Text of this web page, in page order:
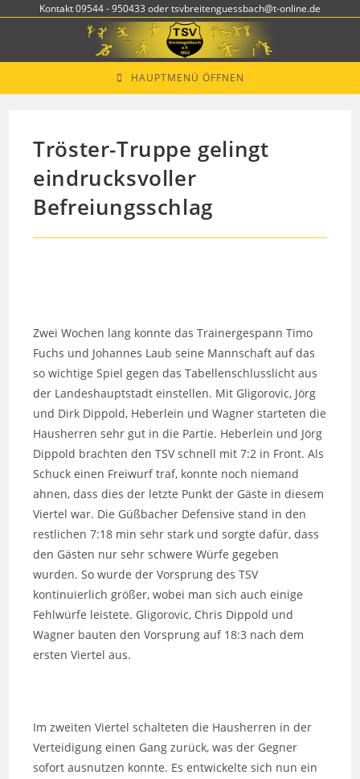
Kontakt 09544 - 950433 oder tsvbreitenguessbach@t-online.de
HAUPTMENÜ ÖFFNEN
Tröster-Truppe gelingt
eindrucksvoller
Befreiungsschlag
Zwei Wochen lang konnte das Trainergespann Timo
Fuchs und Johannes Laub seine Mannschaft auf das
so wichtige Spiel gegen das Tabellenschlusslicht aus
der Landeshauptstadt einstellen. Mit Gligorovic, Jörg
und Dirk Dippold, Heberlein und Wagner starteten die
Hausherren sehr gut in die Partie. Heberlein und Jörg
Dippold brachten den TSV schnell mit 7:2 in Front. Als
Schuck einen Freiwurf traf, konnte noch niemand
ahnen, dass dies der letzte Punkt der Gäste in diesem
Viertel war. Die Güßbacher Defensive stand in den
restlichen 7:18 min sehr stark und sorgte dafür, dass
den Gästen nur sehr schwere Würfe gegeben
wurden. So wurde der Vorsprung des TSV
kontinuierlich größer, wobei man sich auch einige
Fehlwürfe leistete. Gligorovic, Chris Dippold und
Wagner bauten den Vorsprung auf 18:3 nach dem
ersten Viertel aus.
Im zweiten Viertel schalteten die Hausherren in der
Verteidigung einen Gang zurück, was der Gegner
sofort ausnutzen konnte. Es entwickelte sich nun ein